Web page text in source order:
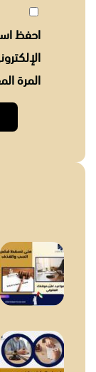
احفظ
المرة